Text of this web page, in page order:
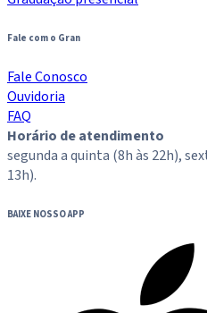
Fale com o Gran
Fale Conosco
Ouvidoria
FAQ
Horário de atendimento
segunda a quinta (8h às 22h),
13h).
BAIXE NOSSO APP